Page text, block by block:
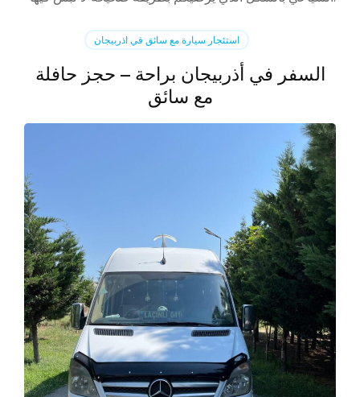
استئجار سيارة مع سائق في اذربيجان
السفر في أذربيجان براحة – حجز حافلة
مع سائق